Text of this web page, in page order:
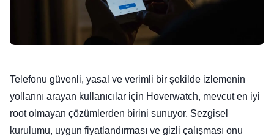
Telefonu güvenli, yasal ve verimli bir şekilde izlemenin
yollarını arayan kullanıcılar için Hoverwatch, mevcut en iyi
root olmayan çözümlerden birini sunuyor. Sezgisel
kurulumu, uygun fiyatlandırması ve gizli çalışması onu